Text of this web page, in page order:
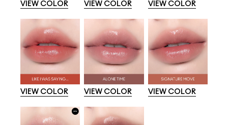
VIEW COLOR VIEW COLOR VIEW COLOR
VIEW COLOR VIEW COLOR VIEW COLOR